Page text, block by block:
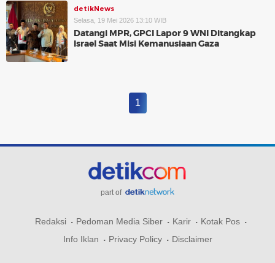
detikNews
Selasa, 19 Mei 2026 13:10 WIB
Datangi MPR, GPCI Lapor 9 WNI Ditangkap
Israel Saat Misi Kemanusiaan Gaza
1
part of
Redaksi Pedoman Media Siber Karir
Kotak Pos
Info Iklan
Privacy Policy Disclaimer